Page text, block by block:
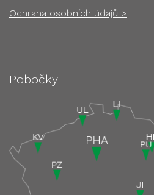
Ochrana osobních údajů >
Pobočky